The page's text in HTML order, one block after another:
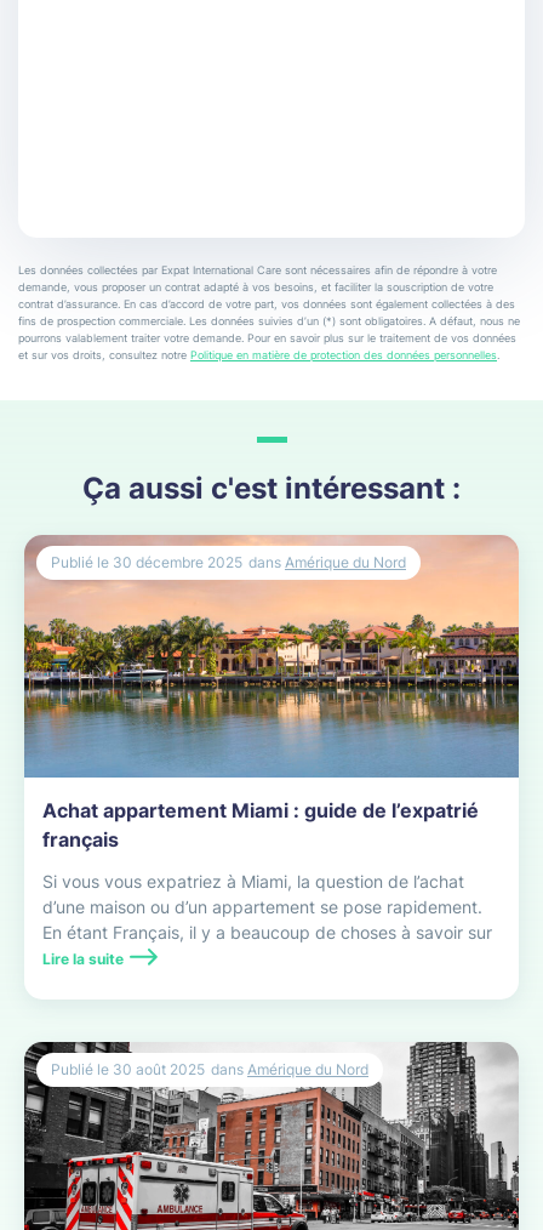
Les données collectées par Expat International Care sont nécessaires afin de répondre à votre
demande, vous proposer un contrat adapté à vos besoins, et faciliter la souscription de votre
contrat d’assurance. En cas d’accord de votre part, vos données sont également collectées à des
fins de prospection commerciale. Les données suivies d’un (*) sont obligatoires. A défaut, nous ne
pourrons valablement traiter votre demande. Pour en savoir plus sur le traitement de vos données
et sur vos droits, consultez notre Politique en matière de protection des données personnelles
Ça aussi c'est intéressant :
Achat appartement Miami : guide de l’expatrié
français
Si vous vous expatriez à Miami, la question de l’achat
d’une maison ou d’un appartement se pose rapidement.
En étant Français, il y a beaucoup de choses à savoir sur
l’immobilier à Miami.
Lire la suite
Publié le 30 décembre 2025 dans Amérique du Nord
Publié le 30 août 2025 dans Amérique du Nord